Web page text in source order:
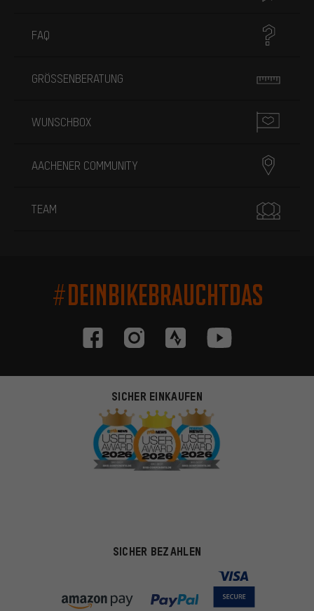
FAQ
GRÖSSENBERATUNG
WUNSCHBOX
AACHENER COMMUNITY
TEAM
#DEINBIKEBRAUCHTDAS
SICHER EINKAUFEN
SICHER BEZAHLEN